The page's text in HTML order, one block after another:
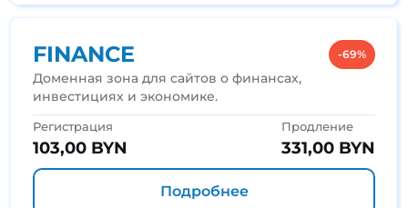
FINANCE -69%
Доменная зона для сайтов о финансах,
инвестициях и экономике.
Регистрация
103,00 BYN
Продление
331,00 BYN
Подробнее